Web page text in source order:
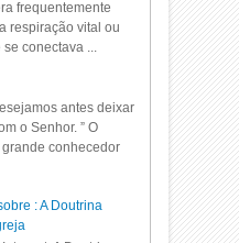
frequentemente
respiração vital ou
conectava ...
antes deixar
o Senhor. ” O
conhecedor
: A Doutrina